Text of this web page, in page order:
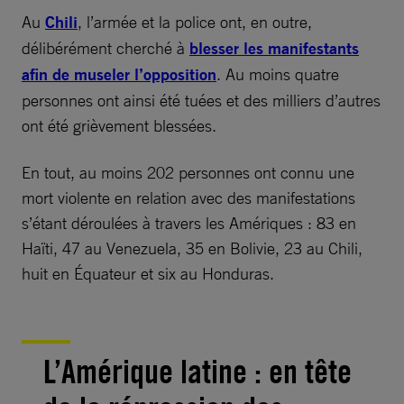
Au Chili, l’armée et la police ont, en outre,
délibérément cherché à blesser les manifestants
afin de museler l’opposition. Au moins quatre
personnes ont ainsi été tuées et des milliers d’autres
ont été grièvement blessées.
En tout, au moins 202 personnes ont connu une
mort violente en relation avec des manifestations
s’étant déroulées à travers les Amériques : 83 en
Haïti, 47 au Venezuela, 35 en Bolivie, 23 au Chili,
huit en Équateur et six au Honduras.
L’Amérique latine : en tête